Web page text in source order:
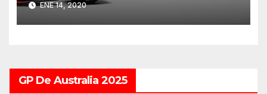
ENE 14, 2020
GP De Australia 2025